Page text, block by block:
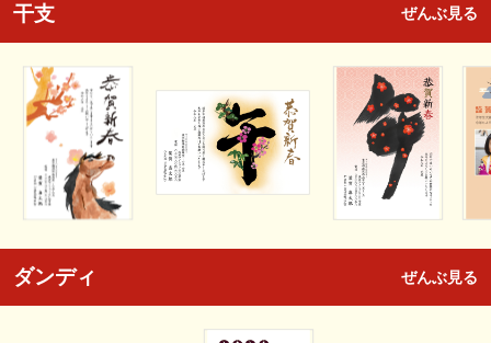
干支 ぜんぶ見る
ダンディ ぜんぶ見る